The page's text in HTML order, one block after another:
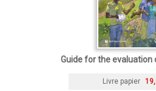
Guide for the evaluation
Livre papier